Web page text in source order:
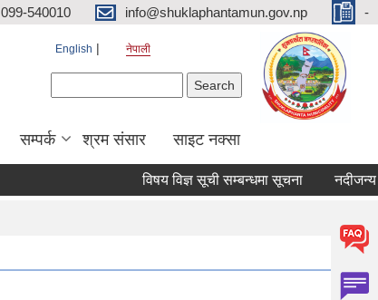
099-540010 info@shuklaphantamun.gov.np -
English नेपाली
सम्पर्क श्रम संसार साइट नक्सा
विषय विज्ञ सूची सम्बन्धमा सूचना नदीजन्य